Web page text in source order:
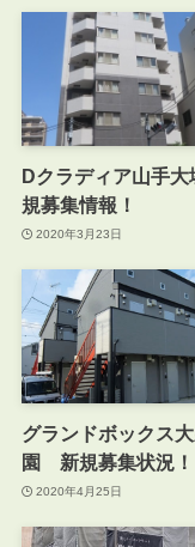
Dクラディア山手
規募集情報！
2020年3月23日
グランドボックス
園 新規募集状況！
2020年4月25日